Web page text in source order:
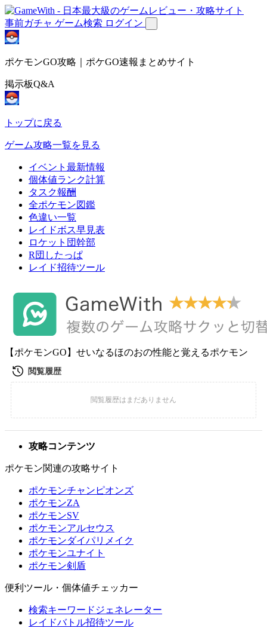
事前ガチャ ゲーム検索 ログイン
ポケモンGO攻略｜ポケGO速報まとめサイト
掲示板Q&A
トップに戻る
ゲーム攻略一覧を見る
イベント最新情報
個体値ランク計算
タスク報酬
全ポケモン図鑑
色違い一覧
レイドボス早見表
ロケット団幹部
R団したっぱ
レイド招待ツール
【ポケモンGO】せいなるほのおの性能と覚えるポケモン
攻略コンテンツ
ポケモン関連の攻略サイト
ポケモンチャンピオンズ
ポケモンZA
ポケモンSV
ポケモンアルセウス
ポケモンダイパリメイク
ポケモンユナイト
ポケモン剣盾
便利ツール・個体値チェッカー
検索キーワードジェネレーター
レイドバトル招待ツール